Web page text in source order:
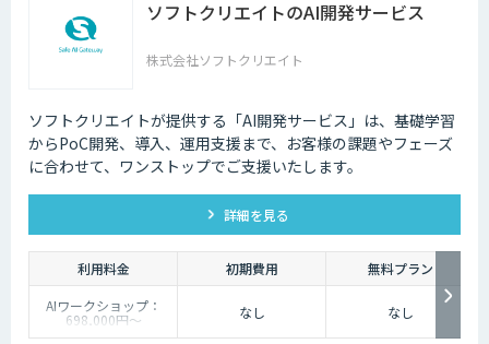
ソフトクリエイトのAI開発サービス
株式会社ソフトクリエイト
ソフトクリエイトが提供する「AI開発サービス」は、基礎学習
からPoC開発、導入、運用支援まで、お客様の課題やフェーズ
に合わせて、ワンストップでご支援いたします。
詳細を見る
利用料金 初期費用
無料プラン
AIワークショップ：
698,000円〜
PoC開発：4,800,000
なし なし